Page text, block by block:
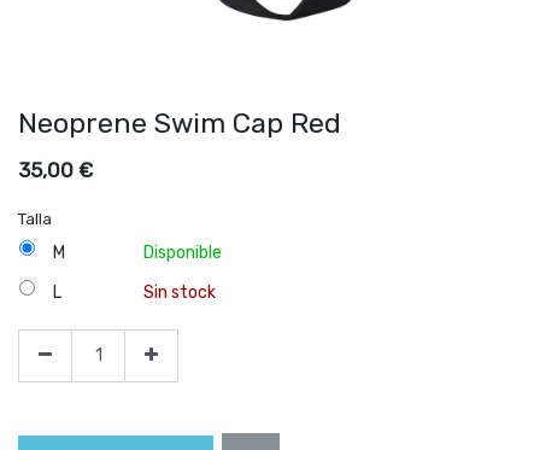
Neoprene Swim Cap Red
35,00 €
Talla
M
Disponible
L
Sin stock